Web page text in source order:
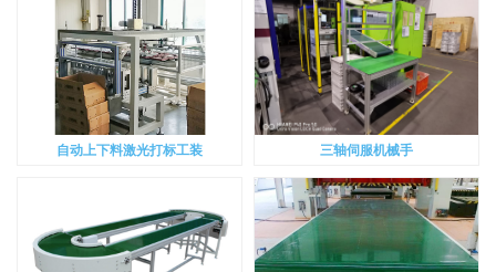
自动上下料激光打标工装 三轴伺服机械手